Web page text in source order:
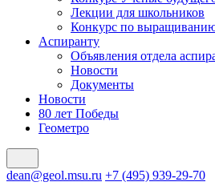
Лекции для школьников
Конкурс по
Аспиранту
Объявления отдела
Новости
Документы
Новости
80 лет Победы
Геометро
dean@geol.msu.ru +7 (495) 939-29-70